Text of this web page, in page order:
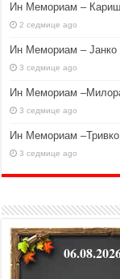
Ин Мемориам –
2 седмице ago
Ин Мемориам –
3 седмице ago
Ин Мемориам
3 седмице ago
Ин Мемориам
3 седмице ago